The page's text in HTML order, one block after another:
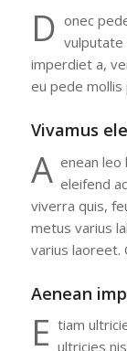
D onec
vulputate
imperdiet a,
eu pede mollis
Vivamus
A enean
eleifend
viverra quis,
metus varius
varius laoreet.
Aenean
E tiam
ultricies